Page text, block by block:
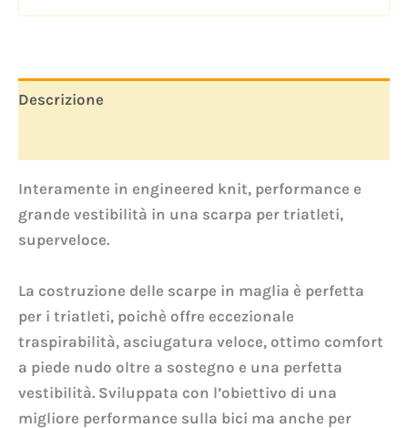
Descrizione
Interamente in engineered knit, performance e
grande vestibilità in una scarpa per triatleti,
superveloce.
La costruzione delle scarpe in maglia è perfetta
per i triatleti, poichè offre eccezionale
traspirabilità, asciugatura veloce, ottimo comfort
a piede nudo oltre a sostegno e una perfetta
vestibilità. Sviluppata con l’obiettivo di una
migliore performance sulla bici ma anche per